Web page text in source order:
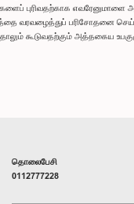
புரிவதற்காக
வரவழைத்துப் பரிசோதனை
கூடுவதற்கும் அத்தகைய
தொலைபேசி
0112777228